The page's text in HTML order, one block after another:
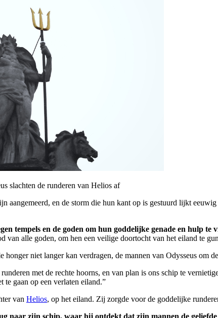
slachten de runderen van Helios af
aangemeerd, en de storm die hun kant op is gestuurd lijkt
tempels en de goden om hun goddelijke genade en hulp te
van alle goden, om hen een veilige doortocht van het eiland te
niet langer kan verdragen, de mannen van Odysseus om
met de rechte hoorns, en van plan is ons schip te
te gaan op een verlaten eiland.”
van Helios, op het eiland. Zij zorgde voor de goddelijke
naar zijn schip, waar hij ontdekt dat zijn mannen de